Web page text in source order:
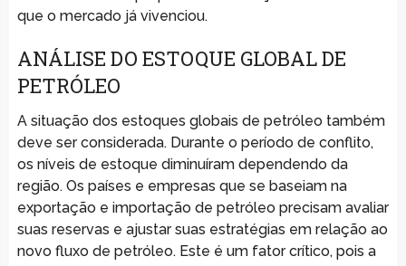
que o mercado já vivenciou.
ANÁLISE DO ESTOQUE GLOBAL DE
PETRÓLEO
A situação dos estoques globais de petróleo também
deve ser considerada. Durante o período de conflito,
os níveis de estoque diminuíram dependendo da
região. Os países e empresas que se baseiam na
exportação e importação de petróleo precisam avaliar
suas reservas e ajustar suas estratégias em relação ao
novo fluxo de petróleo. Este é um fator crítico, pois a